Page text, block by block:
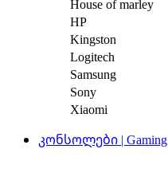
House of marley
HP
Kingston
Logitech
Samsung
Sony
Xiaomi
კონსოლები | Gaming